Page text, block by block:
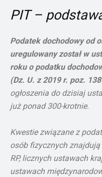
PIT –
Podatek dochodowy od
uregulowany został w
roku o podatku
(Dz. U. z 2019 r. poz.
ogłoszenia do dzisiaj
już ponad 300-krotnie.
Kwestie związane z
osób fizycznych
RP, licznych ustawach
ustawach